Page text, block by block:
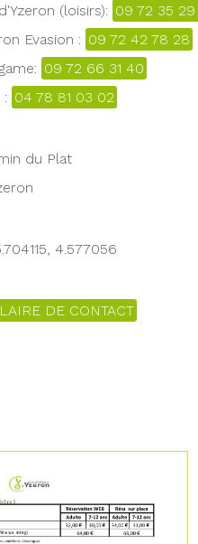
(loisirs): 09 72 35
Evasion : 09 72 42 78 28
09 72 66 31 40
04 78 81 03 02
du Plat
4.577056
DE CONTACT